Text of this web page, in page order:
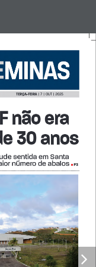
GeneratePress
sentida em Santa
número de abalos • P3
não era
30 anos
TERÇA-FEIRA |  7  |  OUT  |  2025